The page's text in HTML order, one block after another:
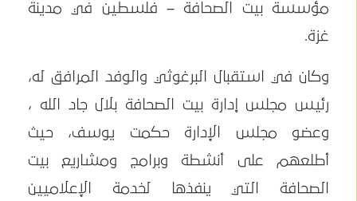
مؤسسة بيت الصحافة – فلسطين في مدينة
غزة.
وكان في استقبال البرغوثي والوفد المرافق له،
رئيس مجلس إدارة بيت الصحافة بلال جاد الله ،
وعضو مجلس الإدارة حكمت يوسف، حيث
أطلعهم على أنشطة وبرامج ومشاريع بيت
الصحافة التي ينفذها لخدمة الإعلاميين